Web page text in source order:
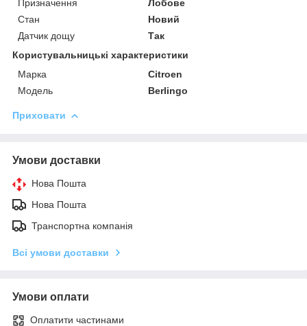
Призначення
Лобове
Стан
Новий
Датчик дощу
Так
Користувальницькі характеристики
Марка
Citroen
Модель
Berlingo
Приховати
Умови доставки
Нова Пошта
Нова Пошта
Транспортна компанія
Всі умови доставки
Умови оплати
Оплатити частинами